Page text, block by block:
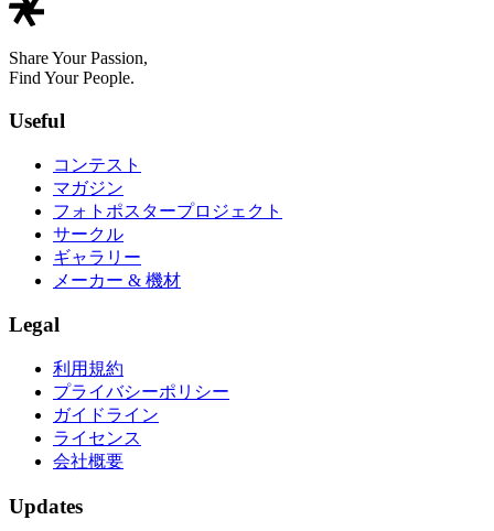
Share Your Passion,
Find Your People.
Useful
コンテスト
マガジン
フォトポスタープロジェクト
サークル
ギャラリー
メーカー & 機材
Legal
利用規約
プライバシーポリシー
ガイドライン
ライセンス
会社概要
Updates